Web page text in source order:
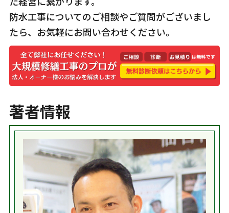
防水工事についてのご相談やご質問がございまし
たら、お気軽にお問い合わせください。
著者情報